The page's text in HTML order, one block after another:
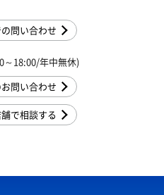
問い合わせ
～18:00/年中無休)
問い合わせ
で相談する